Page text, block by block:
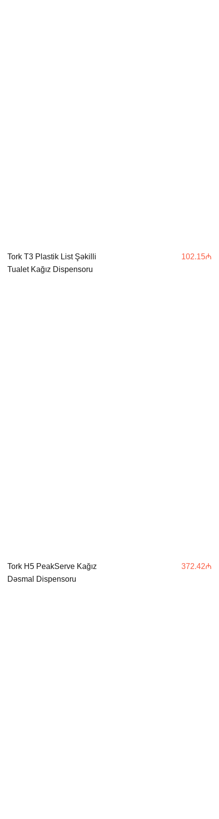
Tork T3 Plastik List Şəkilli
Tualet Kağız Dispensoru
102.15₼
Tork H5 PeakServe Kağız
Dəsmal Dispensoru
372.42₼